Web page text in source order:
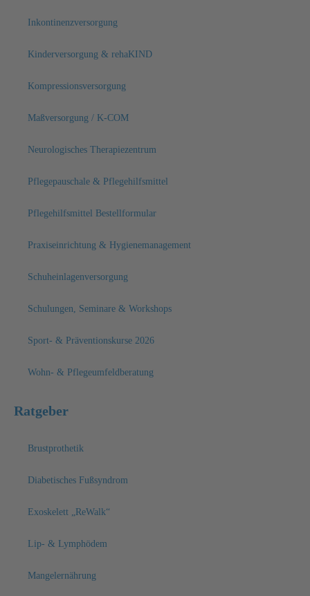
Inkontinenzversorgung
Kinderversorgung & rehaKIND
Kompressionsversorgung
Maßversorgung / K-COM
Neurologisches Therapiezentrum
Pflegepauschale & Pflegehilfsmittel
Pflegehilfsmittel Bestellformular
Praxiseinrichtung & Hygienemanagement
Schuheinlagenversorgung
Schulungen, Seminare & Workshops
Sport- & Präventionskurse 2026
Wohn- & Pflegeumfeldberatung
Ratgeber
Brustprothetik
Diabetisches Fußsyndrom
Exoskelett „ReWalk“
Lip- & Lymphödem
Mangelernährung